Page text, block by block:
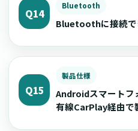
Q14
Bluetooth
Bluetoothに接続で
Q15
製品仕様
Androidスマートフ
有線CarPlay経由で